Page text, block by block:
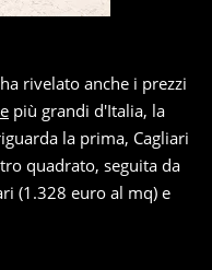
rivelato anche i prezzi
più grandi d'Italia, la
la prima, Cagliari
quadrato, seguita da
(1.328 euro al mq) e